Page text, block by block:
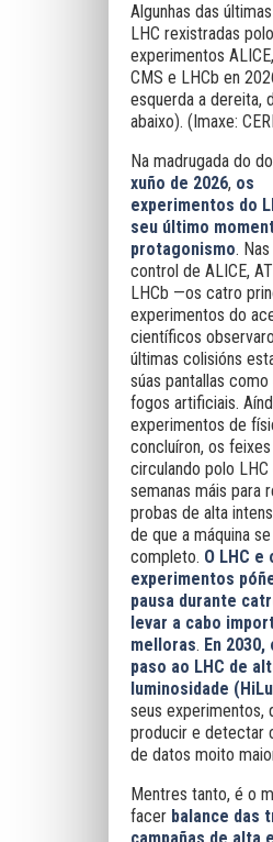
Algunhas das
LHC rexistradas
experimentos
CMS e LHCb en
esquerda a dereita,
abaixo). (Imaxe:
Na madrugada do
xuño de 2026, os
experimentos do
seu último
protagonismo.
control de ALICE,
LHCb —os catro
experimentos do
científicos
últimas colisións
súas pantallas
fogos artificiais.
experimentos de
concluíron, os
circulando polo LHC
semanas máis para
probas de alta
de que a máquina
completo. O LHC e
experimentos
pausa durante
levar a cabo
melloras. En 2030,
paso ao LHC de
luminosidade
seus experimentos,
producir e detectar
de datos moito
Mentres tanto, é o
facer balance das